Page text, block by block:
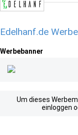
Edelhanf.de
Werbebanner
Um dieses
einloggen